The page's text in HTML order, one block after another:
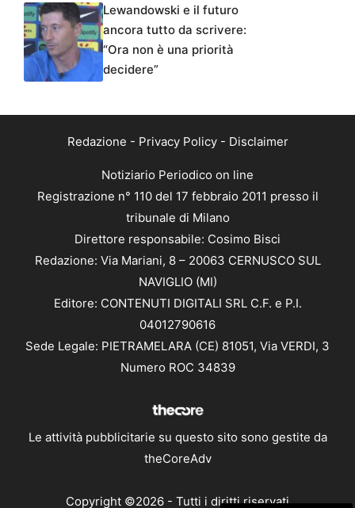
Lewandowski e il futuro
ancora tutto da scrivere:
“Ora non è una priorità
decidere”
Redazione - Privacy Policy- Disclaimer
Notiziario Periodico on line
Registrazione n° 110 del 17 febbraio 2011 presso il
tribunale di Milano
Direttore responsabile: Cosimo Bisci
Redazione: Via Mariani, 8 – 20063 CERNUSCO SUL
NAVIGLIO (MI)
Editore: CONTENUTI DIGITALI SRL C.F. e P.I.
04012790616
Sede Legale: PIETRAMELARA (CE) 81051, Via VERDI, 3
Numero ROC 34839
Le attività pubblicitarie su questo sito sono gestite da
theCoreAdv
Copyright ©2026 - Tutti i diritti riservati